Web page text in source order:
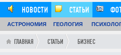
НОВОСТИ СТАТЬИ
ОБЗОРЫ
ВИДЕОРЕПОРТАЖИ
АСТРОНОМИЯ ГЕОЛОГИЯ
ГЛАВНАЯ СТАТЬИ БИЗНЕС